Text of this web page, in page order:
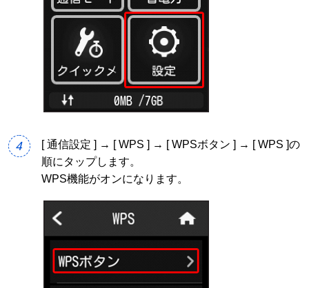
4
[ 通信設定 ] → [ WPS ] → [ WPSボタン ] → [ WPS ]の
順にタップします。
WPS機能がオンになります。